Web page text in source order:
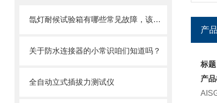
氙灯耐候试验箱有哪些常见故障，该如何解决
关于防水连接器的小常识咱们知道吗？
全自动立式插拔力测试仪
产
标
产